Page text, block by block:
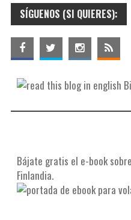
s
t
t
i
SÍGUENOS (SI QUIERES):
Bájate gratis el e-book
Finlandia.